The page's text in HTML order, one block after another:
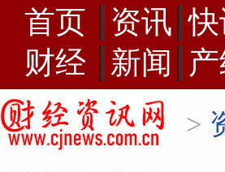
首页 资讯
财经
新闻
>